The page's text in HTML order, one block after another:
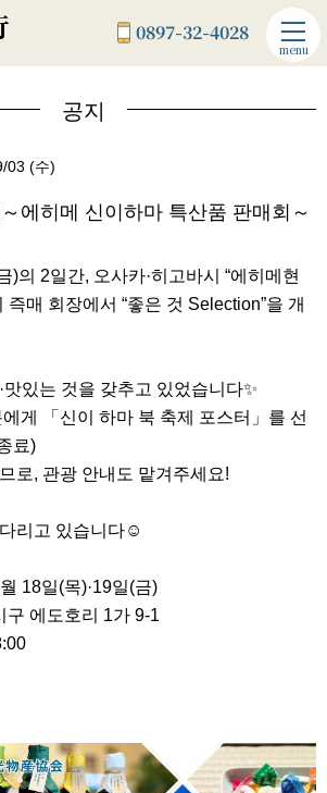
0897-32-4028
menu
공지
03 (수)
에히메 신이하마 특산품 판매회～
)의 2일간, 오사카·히고바시 “에히메현
즉매 회장에서 “좋은 것 Selection”을 개
있는 것을 갖추고 있었습니다✨
게 「신이 하마 북 축제 포스터」를 선
료)
로, 관광 안내도 맡겨주세요!
리고 있습니다☺
18일(목)·19일(금)
구 에도호리 1가 9-1